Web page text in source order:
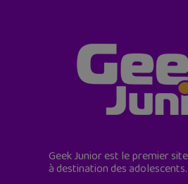
Geek Junior est le premier
à destination des adolescents.